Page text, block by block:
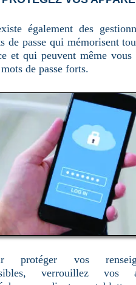
également des
de passe qui mémorisent
et qui peuvent même vous
de passe forts.
protéger vos
verrouillez vos